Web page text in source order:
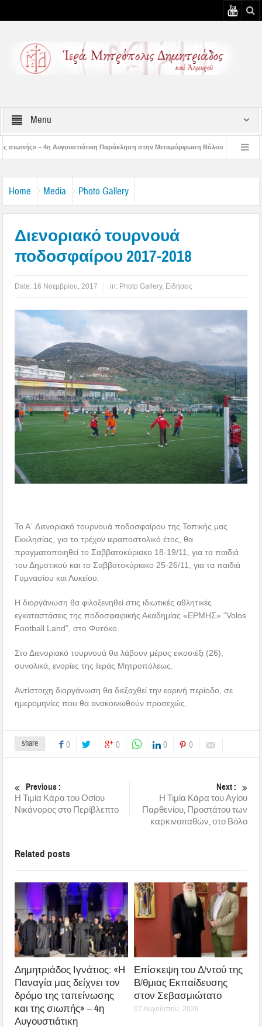
Menu
Παράκληση στην Μεταμόρφωση Βόλου Επίσκεψη του Δ/ντού της Β/
Home Media Photo Gallery
Διενοριακό τουρνουά
ποδοσφαίρου 2017-2018
Date: 16 Νοεμβρίου, 2017 in: Photo Gallery, Ειδήσεις
Το Α΄ Διενοριακό τουρνουά ποδοσφαίρου της Τοπικής μας
Εκκλησίας, για το τρέχον ιεραποστολικό έτος, θα
πραγματοποιηθεί το Σαββατοκύριακο 18-19/11, για τα παιδιά
του Δημοτικού και το Σαββατοκύριακο 25-26/11, για τα παιδιά
Γυμνασίου και Λυκείου.
Η διοργάνωση θα φιλοξενηθεί στις ιδιωτικές αθλητικές
εγκαταστάσεις της ποδοσφαιρικής Ακαδημίας «ΕΡΜΗΣ» “Volos
Football Land”, στο Φυτόκο.
Στο Διενοριακό τουρνουά θα λάβουν μέρος εικοσιέξι (26),
συνολικά, ενορίες της Ιεράς Μητροπόλεως.
Αντίστοιχη διοργάνωση θα διεξαχθεί την εαρινή περίοδο, σε
ημερομηνίες που θα ανακοινωθούν προσεχώς.
share 0 0 0 0
Previous :
Η Τιμία Κάρα του Οσίου
Νικάνορος στο Περίβλεπτο
Next :
Η Τιμία Κάρα του Αγίου
Παρθενίου, Προστάτου των
καρκινοπαθών, στο Βόλο
Related posts
Δημητριάδος Ιγνάτιος: «Η
Παναγία μας δείχνει τον
δρόμο της ταπείνωσης
και της σιωπής» – 4η
Αυγουστιάτικη
Επίσκεψη του Δ/ντού της
Β/θμιας Εκπαίδευσης
στον Σεβασμιώτατο
07 Αυγούστου, 2026